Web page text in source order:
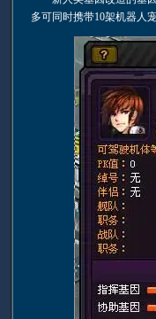
多可同时携带10架机器人